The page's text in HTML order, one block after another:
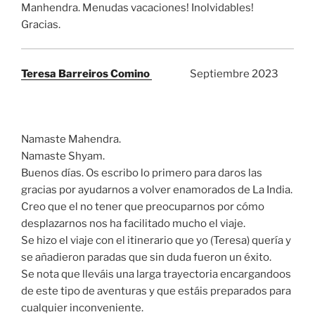
Manhendra. Menudas vacaciones! Inolvidables!
Gracias.
Teresa Barreiros Comino Septiembre 2023
Namaste Mahendra.
Namaste Shyam.
Buenos días. Os escribo lo primero para daros las
gracias por ayudarnos a volver enamorados de La India.
Creo que el no tener que preocuparnos por cómo
desplazarnos nos ha facilitado mucho el viaje.
Se hizo el viaje con el itinerario que yo (Teresa) quería y
se añadieron paradas que sin duda fueron un éxito.
Se nota que lleváis una larga trayectoria encargandoos
de este tipo de aventuras y que estáis preparados para
cualquier inconveniente.